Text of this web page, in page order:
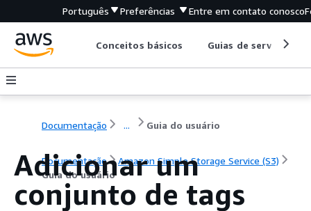
Português Preferências Entre em contato conosco
Conceitos básicos Guias de serviço
Documentação ... Guia do usuário
Documentação
Amazon Simple Storage Service (S3)
Guia do usuário
Adicionar um
conjunto de tags